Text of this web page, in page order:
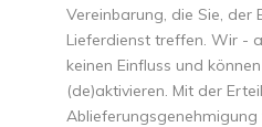
Vereinbarung, die Sie, der
Lieferdienst treffen. Wir -
keinen Einfluss und
(de)aktivieren. Mit der